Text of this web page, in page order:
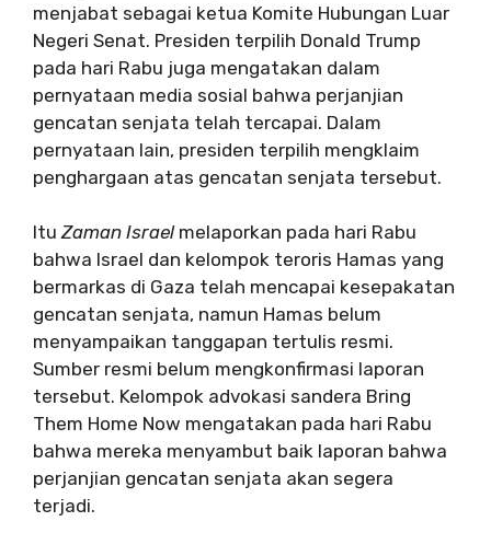
menjabat sebagai ketua Komite Hubungan Luar
Negeri Senat. Presiden terpilih Donald Trump
pada hari Rabu juga mengatakan dalam
pernyataan media sosial bahwa perjanjian
gencatan senjata telah tercapai. Dalam
pernyataan lain, presiden terpilih mengklaim
penghargaan atas gencatan senjata tersebut.
ItuZaman Israelmelaporkan pada hari Rabu
bahwa Israel dan kelompok teroris Hamas yang
bermarkas di Gaza telah mencapai kesepakatan
gencatan senjata, namun Hamas belum
menyampaikan tanggapan tertulis resmi.
Sumber resmi belum mengkonfirmasi laporan
tersebut. Kelompok advokasi sandera Bring
Them Home Now mengatakan pada hari Rabu
bahwa mereka menyambut baik laporan bahwa
perjanjian gencatan senjata akan segera
terjadi.